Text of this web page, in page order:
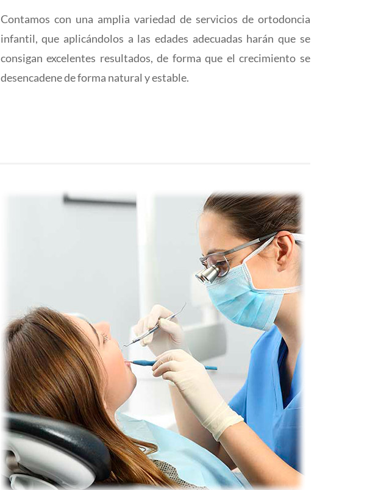
Contamos con una amplia variedad de servicios de ortodoncia
infantil, que aplicándolos a las edades adecuadas harán que se
consigan excelentes resultados, de forma que el crecimiento se
desencadene de forma natural y estable.